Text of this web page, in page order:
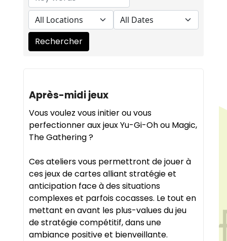
Après-midi jeux
Vous voulez vous initier ou vous
perfectionner aux jeux Yu-Gi-Oh ou Magic,
The Gathering ?
Ces ateliers vous permettront de jouer à
ces jeux de cartes alliant stratégie et
anticipation face à des situations
complexes et parfois cocasses. Le tout en
mettant en avant les plus-values du jeu
de stratégie compétitif, dans une
ambiance positive et bienveillante.